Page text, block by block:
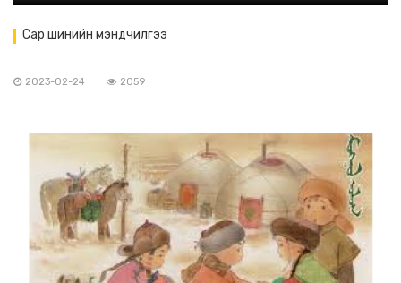
Сар шинийн мэндчилгээ
2023-02-24 2059